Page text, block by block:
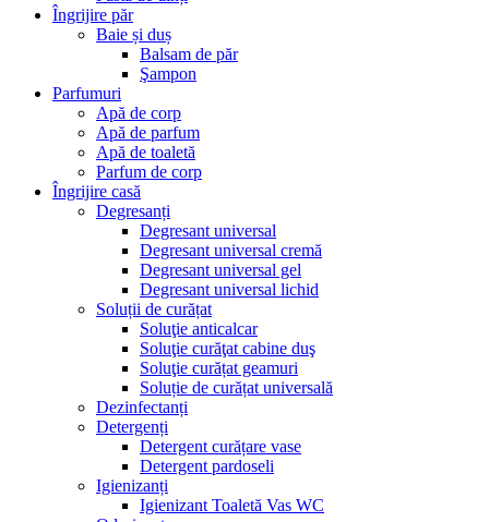
Îngrijire păr
Baie și duș
Balsam de păr
Şampon
Parfumuri
Apă de corp
Apă de parfum
Apă de toaletă
Parfum de corp
Îngrijire casă
Degresanți
Degresant universal
Degresant universal cremă
Degresant universal gel
Degresant universal lichid
Soluții de curățat
Soluţie anticalcar
Soluţie curăţat cabine duş
Soluţie curățat geamuri
Soluție de curățat universală
Dezinfectanți
Detergenți
Detergent curățare vase
Detergent pardoseli
Igienizanți
Igienizant Toaletă Vas WC